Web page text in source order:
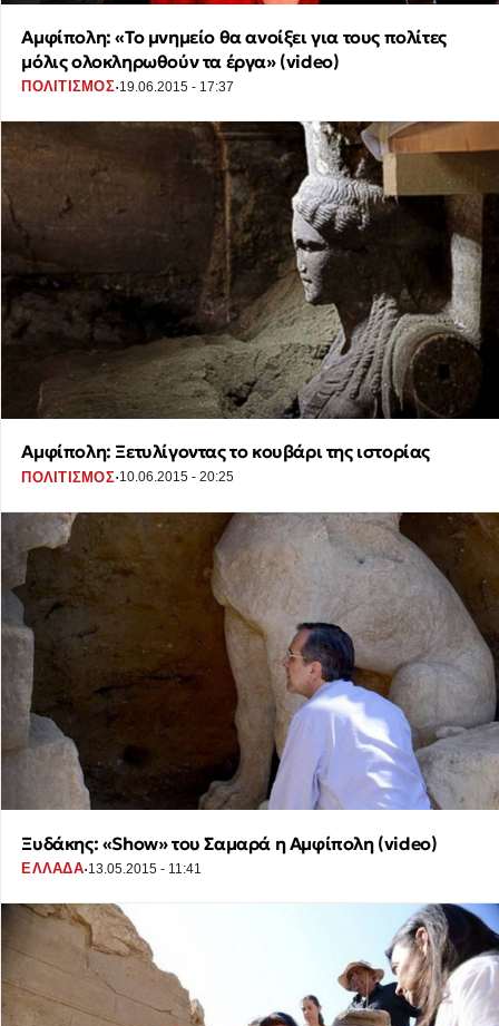
Αμφίπολη: «Το μνημείο θα ανοίξει για τους πολίτες
μόλις ολοκληρωθούν τα έργα» (video)
ΠΟΛΙΤΙΣΜΟΣ·19.06.2015 - 17:37
Αμφίπολη: Ξετυλίγοντας το κουβάρι της ιστορίας
ΠΟΛΙΤΙΣΜΟΣ·10.06.2015 - 20:25
Ξυδάκης: «Show» του Σαμαρά η Αμφίπολη (video)
ΕΛΛΑΔΑ·13.05.2015 - 11:41